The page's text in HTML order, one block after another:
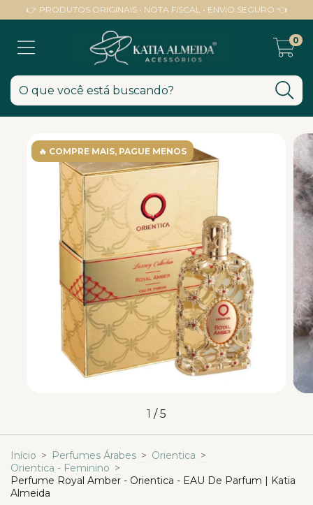
👉 PRODUTOS ORIGINAIS • NOTA FISCAL • ENVIO SEGURO 👈
0
🔥 COMPRE MAIS, PAGUE MENOS
1 /5
Início > Perfumes Árabes > Orientica >
Orientica - Feminino >
Perfume Royal Amber - Orientica - EAU De Parfum | Katia
Almeida